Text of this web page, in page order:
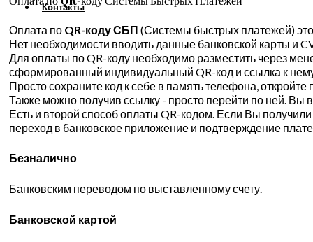
Контакты
Оплата по QR-коду СБП (Системы быстрых платежей)
Нет необходимости вводить данные банковской карты и
Для оплаты по QR-коду необходимо разместить через
сформированный индивидуальный QR-код и ссылка к
Просто сохраните код к себе в память телефона,
Также можно получив ссылку - просто перейти по ней.
Есть и второй способ оплаты QR-кодом. Если Вы
переход в банковское приложение и подтверждение
Безналично
Банковским переводом по выставленному счету.
Банковской картой